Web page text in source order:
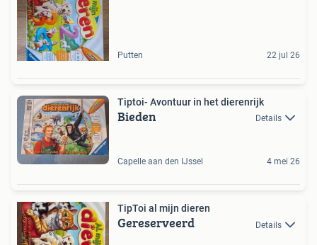
Putten 22 jul 26
Tiptoi- Avontuur in het dierenrijk
Bieden Details
Capelle aan den IJssel 4 mei 26
TipToi al mijn dieren
Gereserveerd Details